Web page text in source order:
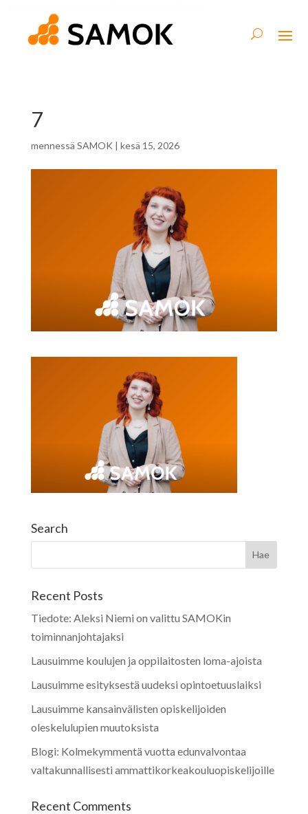
7
mennessä SAMOK | kesä 15, 2026
Search
Recent Posts
Tiedote: Aleksi Niemi on valittu SAMOKin
toiminnanjohtajaksi
Lausuimme koulujen ja oppilaitosten loma-ajoista
Lausuimme esityksestä uudeksi opintoetuuslaiksi
Lausuimme kansainvälisten opiskelijoiden
oleskelulupien muutoksista
Blogi: Kolmekymmentä vuotta edunvalvontaa
valtakunnallisesti ammattikorkeakouluopiskelijoille
Recent Comments